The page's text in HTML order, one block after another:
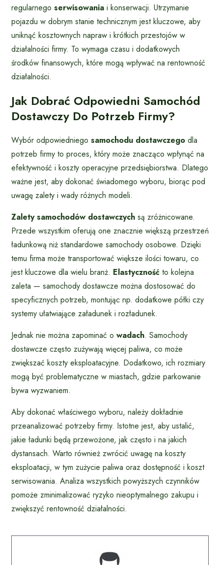
regularnego serwisowania i konserwacji. Utrzymanie
pojazdu w dobrym stanie technicznym jest kluczowe, aby
uniknąć kosztownych napraw i krótkich przestojów w
działalności firmy. To wymaga czasu i dodatkowych
środków finansowych, które mogą wpływać na rentowność
działalności.
Jak Dobrać Odpowiedni Samochód
Dostawczy Do Potrzeb Firmy?
Wybór odpowiedniego samochodu dostawczego dla
potrzeb firmy to proces, który może znacząco wpłynąć na
efektywność i koszty operacyjne przedsiębiorstwa. Dlatego
ważne jest, aby dokonać świadomego wyboru, biorąc pod
uwagę zalety i wady różnych modeli.
Zalety samochodów dostawczych są zróżnicowane.
Przede wszystkim oferują one znacznie większą przestrzeń
ładunkową niż standardowe samochody osobowe. Dzięki
temu firma może transportować większe ilości towaru, co
jest kluczowe dla wielu branż. Elastyczność to kolejna
zaleta — samochody dostawcze można dostosować do
specyficznych potrzeb, montując np. dodatkowe półki czy
systemy ułatwiające załadunek i rozładunek.
Jednak nie można zapominać o wadach. Samochody
dostawcze często zużywają więcej paliwa, co może
zwiększać koszty eksploatacyjne. Dodatkowo, ich rozmiary
mogą być problematyczne w miastach, gdzie parkowanie
bywa wyzwaniem.
Aby dokonać właściwego wyboru, należy dokładnie
przeanalizować potrzeby firmy. Istotne jest, aby ustalić,
jakie ładunki będą przewożone, jak często i na jakich
dystansach. Warto również zwrócić uwagę na koszty
eksploatacji, w tym zużycie paliwa oraz dostępność i koszt
serwisowania. Analiza wszystkich powyższych czynników
pomoże zminimalizować ryzyko nieoptymalnego zakupu i
zwiększyć rentowność działalności.